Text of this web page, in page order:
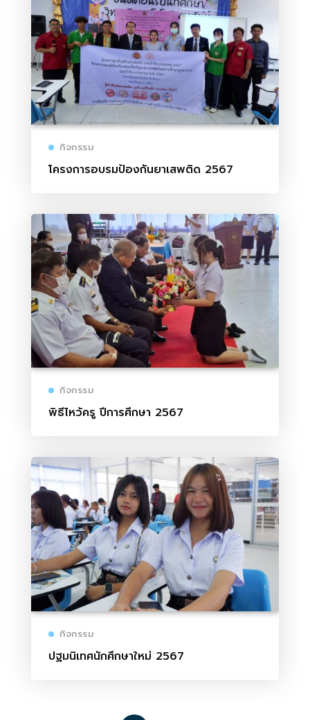
กิจกรรม
โครงการอบรมป้องกันยาเสพติด 2567
กิจกรรม
พิธีไหว้ครู ปีการศึกษา 2567
กิจกรรม
ปฐมนิเทศนักศึกษาใหม่ 2567